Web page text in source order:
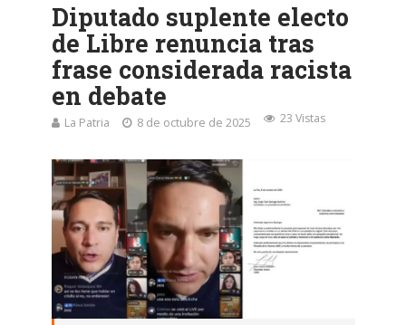
Diputado suplente electo
de Libre renuncia tras
frase considerada racista
en debate
La Patria 8 de octubre de 2025 23 Vistas